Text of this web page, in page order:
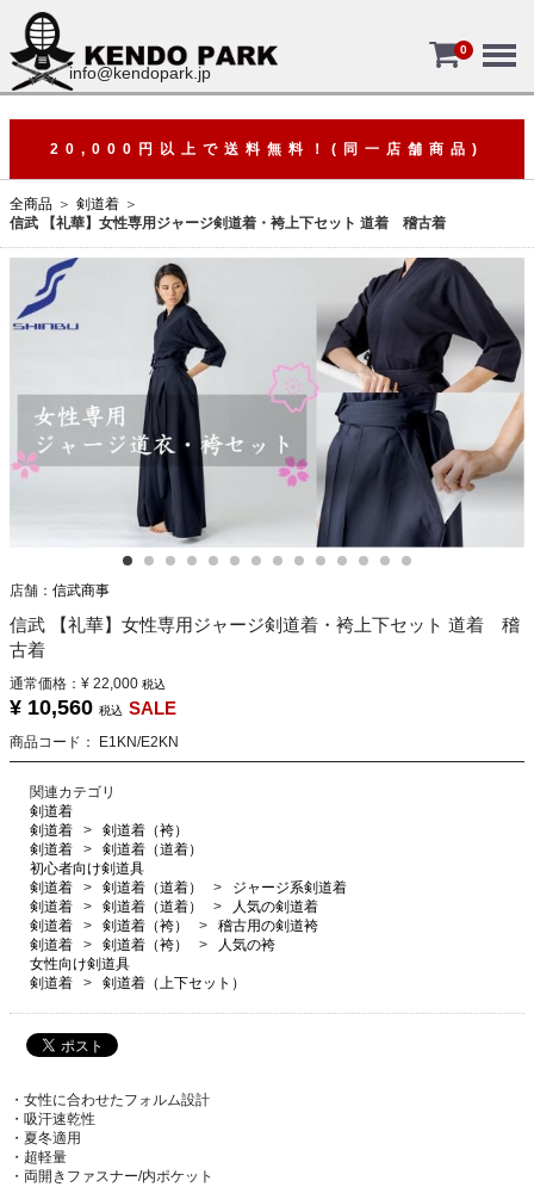
info@kendopark.jp
0
20,000円以上で送料無料！(同一店舗商品)
全商品
剣道着
信武 【礼華】女性専用ジャージ剣道着・袴上下セット 道着 稽古着
店舗： 信武商事
信武 【礼華】女性専用ジャージ剣道着・袴上下セット 道着 稽
古着
通常価格： ¥ 22,000 税込
¥ 10,560 税込 SALE
商品コード： E1KN/E2KN
関連カテゴリ
剣道着
剣道着
剣道着（袴）
剣道着
剣道着（道着）
初心者向け剣道具
剣道着
剣道着（道着）
ジャージ系剣道着
剣道着
剣道着（道着）
人気の剣道着
剣道着
剣道着（袴）
稽古用の剣道袴
剣道着
剣道着（袴）
人気の袴
女性向け剣道具
剣道着
剣道着（上下セット）
・女性に合わせたフォルム設計
・吸汗速乾性
・夏冬適用
・超軽量
・両開きファスナー/内ポケット